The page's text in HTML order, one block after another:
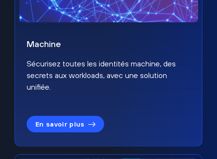
Machine
Sécurisez toutes les identités machine, des
secrets aux workloads, avec une solution
unifiée.
En savoir plus